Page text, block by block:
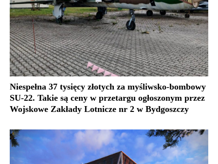
Niespełna 37 tysięcy złotych za myśliwsko-bombowy
SU-22. Takie są ceny w przetargu ogłoszonym przez
Wojskowe Zakłady Lotnicze nr 2 w Bydgoszczy